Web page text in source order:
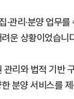
리·분양 업무
운 상황이었습니
리와 법적 기
분양 서비스를